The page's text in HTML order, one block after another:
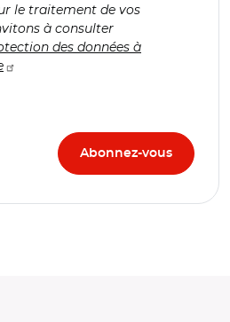
le traitement de vos
à consulter
des données à